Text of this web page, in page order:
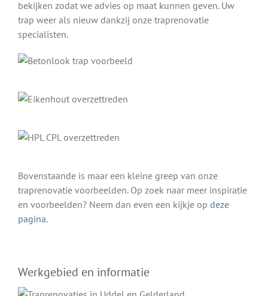
bekijken zodat we advies op maat kunnen geven. Uw
trap weer als nieuw dankzij onze traprenovatie
specialisten.
Bovenstaande is maar een kleine greep van onze
traprenovatie voorbeelden. Op zoek naar meer inspiratie
en voorbeelden? Neem dan even een kijkje op deze
pagina.
Werkgebied en informatie